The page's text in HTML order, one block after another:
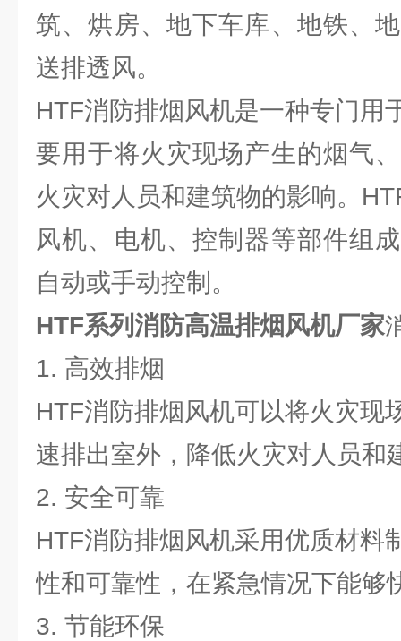
筑、烘房、地下车库、地铁、
送排透风。
HTF消防排烟风机是一种专门用
要用于将火灾现场产生的烟气
火灾对人员和建筑物的影响。
风机、电机、控制器等部件组
自动或手动控制。
HTF系列消防高温排烟风机厂家
1. 高效排烟
HTF消防排烟风机可以将火灾现
速排出室外，降低火灾对人员和
2. 安全可靠
HTF消防排烟风机采用优质材料
性和可靠性，在紧急情况下能够
3. 节能环保